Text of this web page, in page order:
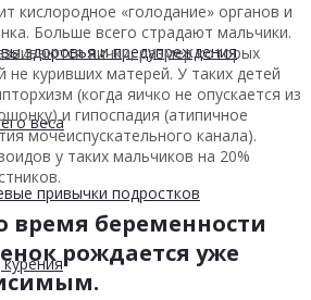
здоровья и предупреждения
веса
привычки подростков
кислородное «голодание» органов и
Больше всего страдают мальчики.
яички, размер которых
куривших матерей. У таких детей
(когда яичко не опускается из
и гипоспадия (атипичное
мочеиспускательного канала).
у таких мальчиков на 20%
время беременности
рождается уже